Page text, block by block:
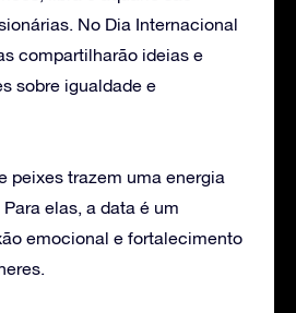
No Dia Internacional
compartilharão ideias e
sobre igualdade e
peixes trazem uma energia
elas, a data é um
emocional e fortalecimento